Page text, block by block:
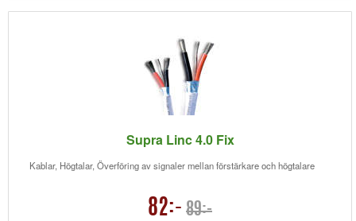
Supra Linc 4.0 Fix
Kablar, Högtalar, Överföring av signaler mellan förstärkare och högtalare
82:- 89:-